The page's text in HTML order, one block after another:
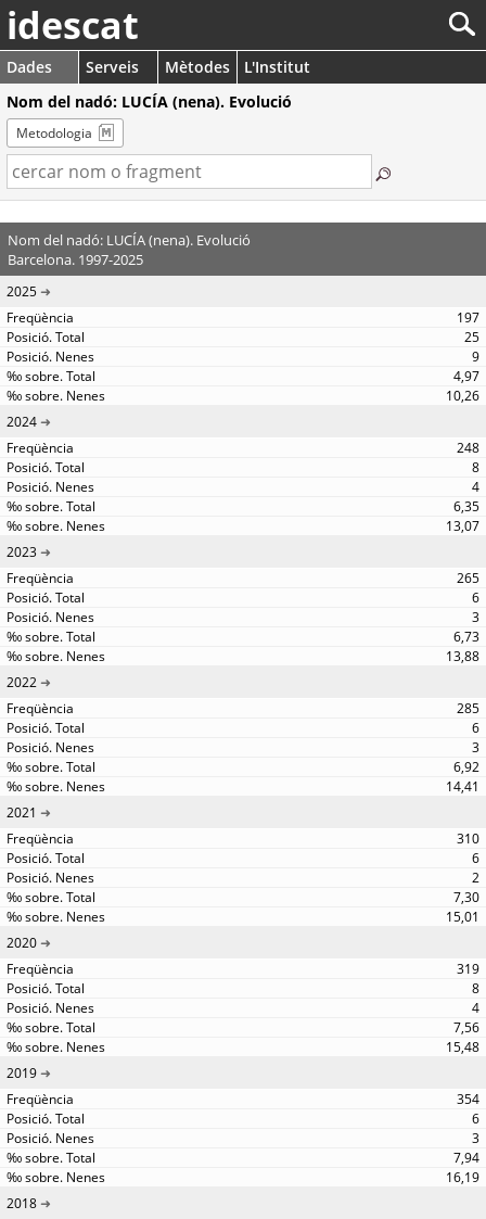
idescat
Dades Serveis Mètodes
L'Institut
Nom del nadó: LUCÍA (nena). Evolució
Metodologia
Nom del nadó: LUCÍA (nena). Evolució
Barcelona. 1997-2025
2025
197
25
9
4,97
10,26
2024
248
8
4
6,35
13,07
2023
265
6
3
6,73
13,88
2022
285
6
3
6,92
14,41
2021
310
6
2
7,30
15,01
2020
319
8
4
7,56
15,48
2019
354
6
3
7,94
16,19
2018